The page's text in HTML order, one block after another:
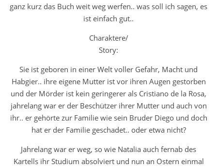
ganz kurz das Buch weit weg werfen.. was soll ich sagen, es
ist einfach gut..
Charaktere/
Story:
Sie ist geboren in einer Welt voller Gefahr, Macht und
Habgier.. ihre eigene Mutter ist vor ihren Augen gestorben
und der Mörder ist kein geringerer als Cristiano de la Rosa,
jahrelang war er der Beschützer ihrer Mutter und auch von
ihr.. er gehörte zur Familie wie sein Bruder Diego und doch
hat er der Familie geschadet.. oder etwa nicht?
Jahrelang war er weg, so wie Natalia auch fernab des
Kartells ihr Studium absolviert und nun an Ostern einmal